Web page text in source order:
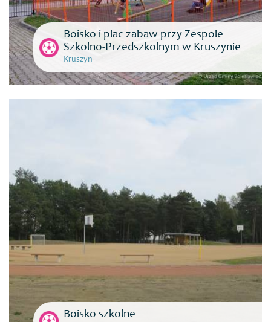
Boisko i plac zabaw przy Zespole
Szkolno-Przedszkolnym w Kruszynie
Kruszyn
Boisko szkolne